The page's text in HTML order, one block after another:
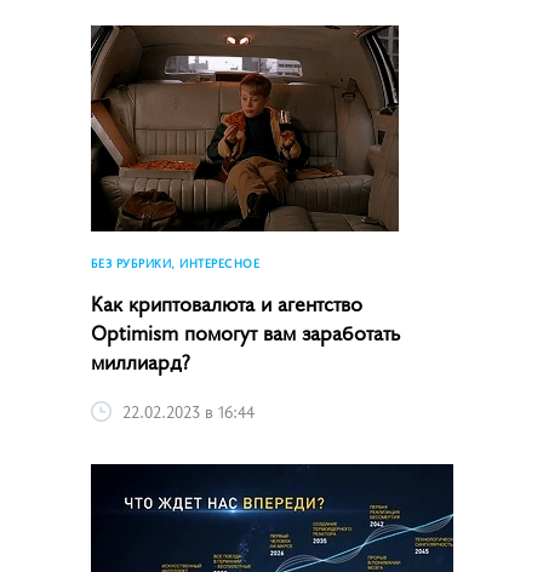
БЕЗ РУБРИКИ, ИНТЕРЕСНОЕ
Как криптовалюта и агентство
Optimism помогут вам заработать
миллиард?
22.02.2023 в 16:44